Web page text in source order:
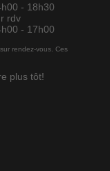
- 18h30
rdv
- 17h00
rendez-vous. Ces
plus tôt!